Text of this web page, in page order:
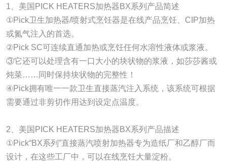
1、美国PICK HEATERS加热器BX系列产品简述
①Pick卫生加热器/喷射式烹饪器是在线产品烹饪、CIP加热
或氮气注入的首选。
②Pick SC可连续直通加热或烹饪任何水溶性液体或浆液。
③它还可以处理含有一口大小的块状物的浆液，如莎莎酱或
炖菜……同时保持块状物的完整性！
④Pick拥有唯一一款卫生直接蒸汽注入系统，该系统可根据
需要通过非剪切作用达到设定点温度。
2、美国PICK HEATERS加热器BX系列产品描述
①Pick“BX系列”直接蒸汽喷射加热器专为造纸厂和乙醇厂而
设计，在这些工厂中，可以在线烹饪大量淀粉。